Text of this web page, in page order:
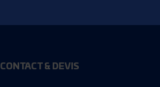
CONTACT & DEVIS